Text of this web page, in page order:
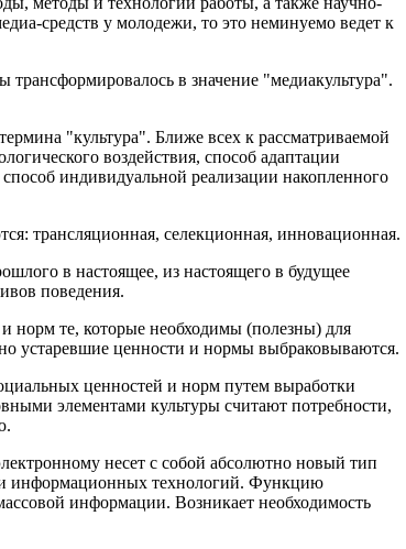
средств у молодежи, то это неминуемо ведет к
в значение "медиакультура".
"культура". Ближе всех к рассматриваемой
воздействия, способ адаптации
индивидуальной реализации накопленного
трансляционная, селекционная, инновационная.
в настоящее, из настоящего в будущее
поведения.
норм те, которые необходимы (полезны) для
устаревшие ценности и нормы выбраковываются.
ценностей и норм путем выработки
элементами культуры считают потребности,
несет с собой абсолютно новый тип
информационных технологий. Функцию
информации. Возникает необходимость